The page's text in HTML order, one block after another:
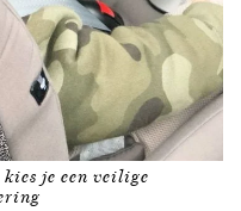
je een veilige